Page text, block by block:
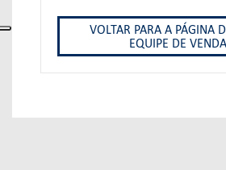
VOLTAR PARA A PÁGINA
EQUIPE DE